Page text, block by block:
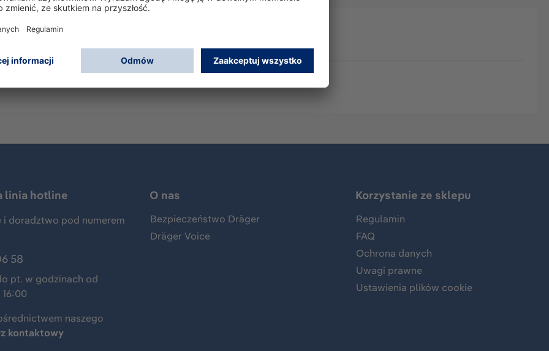
linia hotline
i doradztwo pod numerem
58
pt. w godzinach od
naszego
kontaktowy
O nas
Bezpieczeństwo Dräger
Dräger Voice
Korzystanie ze sklepu
Regulamin
FAQ
Ochrona danych
Uwagi prawne
Ustawienia plików cookie